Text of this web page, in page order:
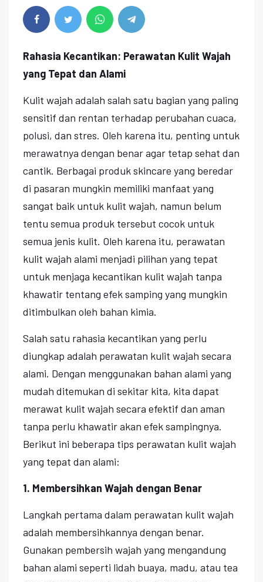
Rahasia Kecantikan: Perawatan Kulit Wajah
yang Tepat dan Alami
Kulit wajah adalah salah satu bagian yang paling
sensitif dan rentan terhadap perubahan cuaca,
polusi, dan stres. Oleh karena itu, penting untuk
merawatnya dengan benar agar tetap sehat dan
cantik. Berbagai produk skincare yang beredar
di pasaran mungkin memiliki manfaat yang
sangat baik untuk kulit wajah, namun belum
tentu semua produk tersebut cocok untuk
semua jenis kulit. Oleh karena itu, perawatan
kulit wajah alami menjadi pilihan yang tepat
untuk menjaga kecantikan kulit wajah tanpa
khawatir tentang efek samping yang mungkin
ditimbulkan oleh bahan kimia.
Salah satu rahasia kecantikan yang perlu
diungkap adalah perawatan kulit wajah secara
alami. Dengan menggunakan bahan alami yang
mudah ditemukan di sekitar kita, kita dapat
merawat kulit wajah secara efektif dan aman
tanpa perlu khawatir akan efek sampingnya.
Berikut ini beberapa tips perawatan kulit wajah
yang tepat dan alami:
1. Membersihkan Wajah dengan Benar
Langkah pertama dalam perawatan kulit wajah
adalah membersihkannya dengan benar.
Gunakan pembersih wajah yang mengandung
bahan alami seperti lidah buaya, madu, atau tea